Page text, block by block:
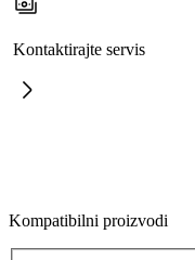
Kontaktirajte servis
Kompatibilni proizvodi